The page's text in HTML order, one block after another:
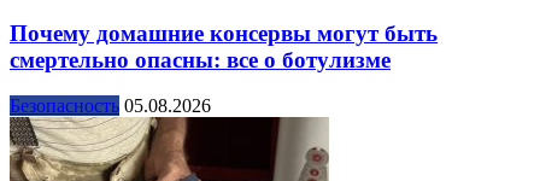
Почему домашние консервы могут быть
смертельно опасны: все о ботулизме
Безопасность 05.08.2026